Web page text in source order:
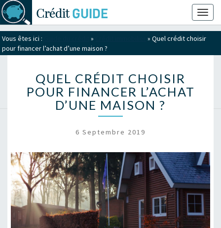
Vous êtes ici :
» »Quel crédit choisir
pour financer l’achat d’une maison ?
QUEL CRÉDIT CHOISIR
POUR FINANCER L’ACHAT
D’UNE MAISON ?
6 Septembre 2019